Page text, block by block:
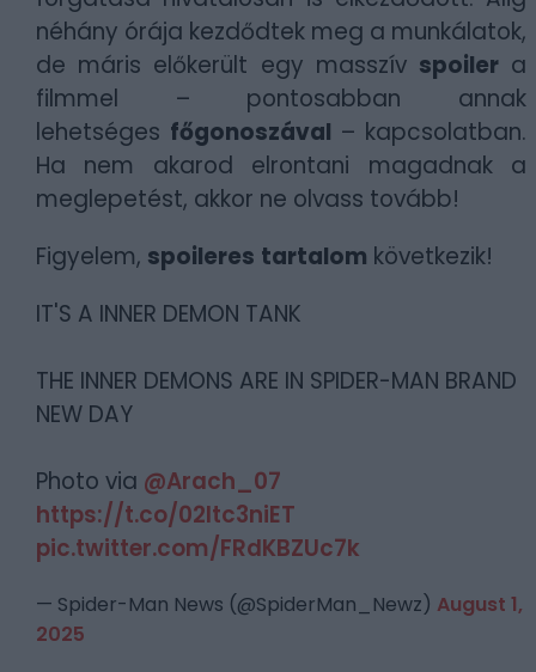
néhány órája kezdődtek meg a munkálatok,
de máris előkerült egy masszív spoilera
filmmel – pontosabban annak
lehetséges főgonoszával – kapcsolatban.
Ha nem akarod elrontani magadnak a
meglepetést, akkor ne olvass tovább!
Figyelem, spoileres tartalom következik!
IT'S A INNER DEMON TANK
THE INNER DEMONS ARE IN SPIDER-MAN BRAND
NEW DAY
Photo via @Arach_07
https://t.co/02Itc3niET
pic.twitter.com/FRdKBZUc7k
— Spider-Man News (@SpiderMan_Newz) August 1,
2025